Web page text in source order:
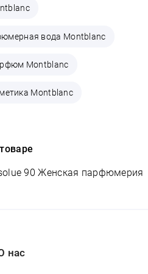
вода Montblanc
Montblanc
Montblanc
90 Женская парфюмерия
нас